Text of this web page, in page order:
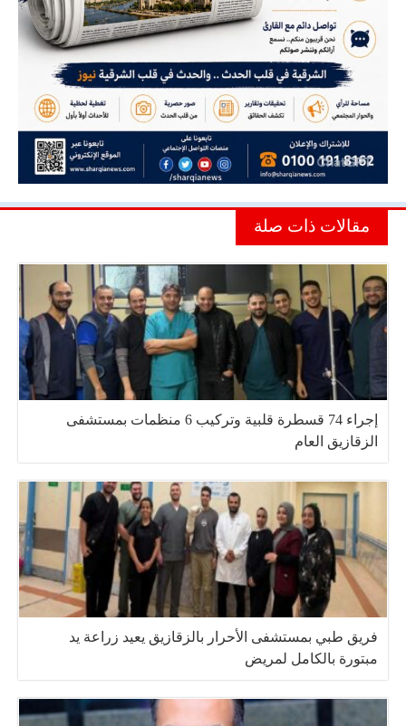
مقالات ذات صلة
إجراء 74 قسطرة قلبية وتركيب 6 منظمات بمستشفى
الزقازيق العام
فريق طبي بمستشفى الأحرار بالزقازيق يعيد زراعة يد
مبتورة بالكامل لمريض